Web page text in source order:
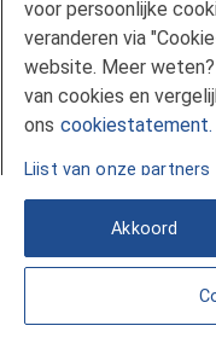
Service en Contact
Voorwaarden en
Klachtenregeling
Veelgestelde
voor persoonlijke
veranderen via
website. Meer
van cookies en
ons cookiestatement.
Lijst van onze partners
Akkoord